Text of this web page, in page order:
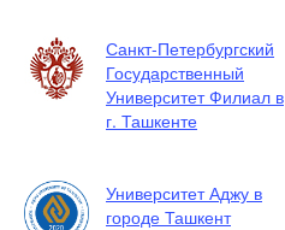
Санкт-Петербургский
Государственный
Университет Филиал в
г. Ташкенте
Университет Аджу в
городе Ташкент